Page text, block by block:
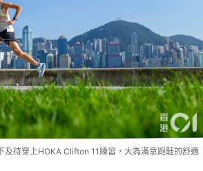
及待穿上HOKA Clifton 11練習，大為滿意跑鞋的舒適